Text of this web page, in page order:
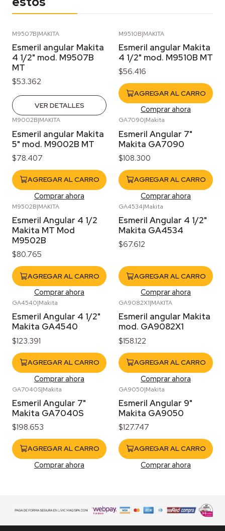
M9507B|MAKITA
Esmeril angular Makita
4 1/2" mod. M9507B
MT
$53.362
VER DETALLES
M9510B|MAKITA
Esmeril angular Makita
4 1/2" mod. M9510B MT
$56.416
AGREGAR AL CARRO
Comprar ahora
M9002B|MAKITA
Esmeril angular Makita
5" mod. M9002B MT
$78.407
AGREGAR AL CARRO
Comprar ahora
GA7090|Makita
Esmeril Angular 7"
Makita GA7090
$108.300
AGREGAR AL CARRO
Comprar ahora
M9502B|MAKITA
Esmeril Angular 4 1/2
Makita MT Mod
M9502B
$80.765
AGREGAR AL CARRO
Comprar ahora
GA4534|Makita
Esmeril Angular 4 1/2"
Makita GA4534
$67.612
AGREGAR AL CARRO
Comprar ahora
GA4540|Makita
Esmeril Angular 4 1/2"
Makita GA4540
$123.391
AGREGAR AL CARRO
Comprar ahora
GA9082X1|MAKITA
Esmeril angular Makita
mod. GA9082X1
$158.122
AGREGAR AL CARRO
Comprar ahora
GA7040S|Makita
Esmeril Angular 7"
Makita GA7040S
$198.653
AGREGAR AL CARRO
Comprar ahora
GA9050|Makita
Esmeril Angular 9"
Makita GA9050
$127.747
AGREGAR AL CARRO
Comprar ahora